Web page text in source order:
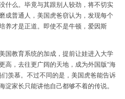
什么。毕竟与其跟别人较劲，将不切实
成普通人，美国虎爸窃认为，发现每个
养才是正道。即使不是牛顿，爱因斯
国教育系统的加成，提前让娃进入大学
高，去往更广阔的天地，成为外国版“海
羡慕。不过不同的是，美国虎爸能告诉
淀家长只能讲他自己都够不着的传说。